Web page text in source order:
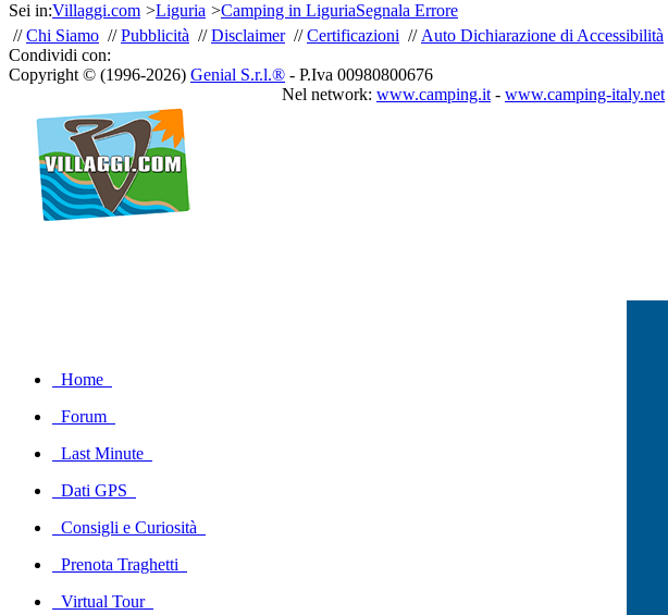
Sei in:Villaggi.com >Liguria >Camping in LiguriaSegnala Errore
//Chi Siamo //Pubblicità //Disclaimer//Certificazioni // Auto Dichiarazione di Accessibilità
Condividi con:
Copyright © (1996-2026) Genial S.r.l.® - P.Iva 00980800676
Nel network: www.camping.it - www.camping-italy.net
Home
Forum
Last Minute
Dati GPS
Consigli e Curiosità
Prenota Traghetti
Virtual Tour